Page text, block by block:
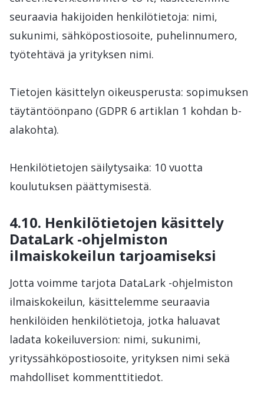
seuraavia hakijoiden henkilötietoja: nimi,
sukunimi, sähköpostiosoite, puhelinnumero,
työtehtävä ja yrityksen nimi.
Tietojen käsittelyn oikeusperusta: sopimuksen
täytäntöönpano (GDPR 6 artiklan 1 kohdan b-
alakohta).
Henkilötietojen säilytysaika: 10 vuotta
koulutuksen päättymisestä.
4.10. Henkilötietojen käsittely
DataLark -ohjelmiston
ilmaiskokeilun tarjoamiseksi
Jotta voimme tarjota DataLark -ohjelmiston
ilmaiskokeilun, käsittelemme seuraavia
henkilöiden henkilötietoja, jotka haluavat
ladata kokeiluversion: nimi, sukunimi,
yrityssähköpostiosoite, yrityksen nimi sekä
mahdolliset kommenttitiedot.